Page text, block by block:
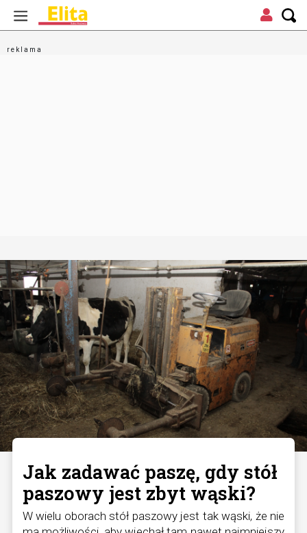
Jak zadawać paszę, gdy stół
paszowy jest zbyt wąski?
W wielu oborach stół paszowy jest tak wąski, że nie